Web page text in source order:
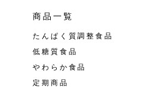
商品一覧
たんぱく質調整食品
低糖質食品
やわらか食品
定期商品